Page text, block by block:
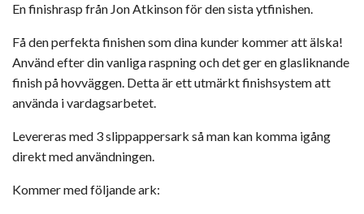
En finishrasp från Jon Atkinson för den sista ytfinishen.
Få den perfekta finishen som dina kunder kommer att älska!
Använd efter din vanliga raspning och det ger en glasliknande
finish på hovväggen. Detta är ett utmärkt finishsystem att
använda i vardagsarbetet.
Levereras med 3 slippappersark så man kan komma igång
direkt med användningen.
Kommer med följande ark: